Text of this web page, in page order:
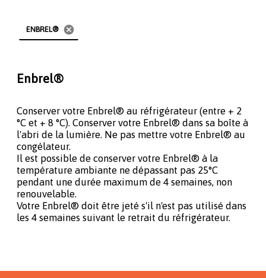
ENBREL® cancel
Enbrel®
Conserver votre Enbrel® au réfrigérateur (entre + 2
°C et + 8 °C). Conserver votre Enbrel® dans sa boîte à
l'abri de la lumière. Ne pas mettre votre Enbrel® au
congélateur.
Il est possible de conserver votre Enbrel® à la
température ambiante ne dépassant pas 25°C
pendant une durée maximum de 4 semaines, non
renouvelable.
Votre Enbrel® doit être jeté s'il n'est pas utilisé dans
les 4 semaines suivant le retrait du réfrigérateur.